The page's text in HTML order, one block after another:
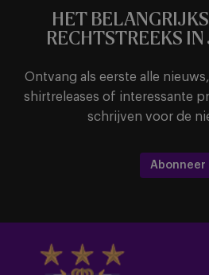
HET
RECHTSTREEKS
Ontvang als eerste alle
shirtreleases of interessante
schrijven voor de
Abonneer